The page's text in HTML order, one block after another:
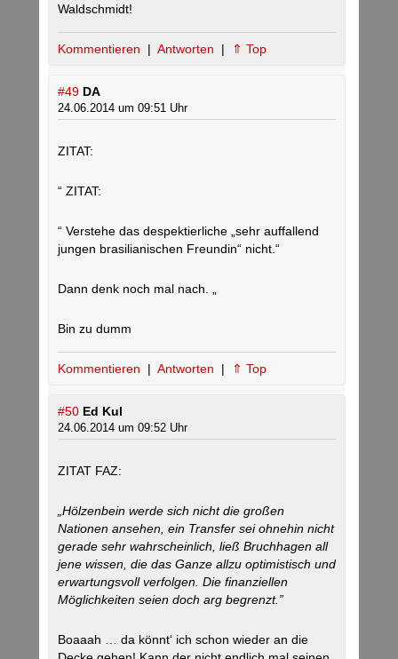
Waldschmidt!
Kommentieren | Antworten | ⇑ Top
#49 DA
24.06.2014 um 09:51 Uhr
ZITAT:
“ ZITAT:
“ Verstehe das despektierliche „sehr auffallend
jungen brasilianischen Freundin“ nicht.“
Dann denk noch mal nach. „
Bin zu dumm
Kommentieren | Antworten | ⇑ Top
#50 Ed Kul
24.06.2014 um 09:52 Uhr
ZITAT FAZ:
„Hölzenbein werde sich nicht die großen
Nationen ansehen, ein Transfer sei ohnehin nicht
gerade sehr wahrscheinlich, ließ Bruchhagen all
jene wissen, die das Ganze allzu optimistisch und
erwartungsvoll verfolgen. Die finanziellen
Möglichkeiten seien doch arg begrenzt.”
Boaaah … da könnt‘ ich schon wieder an die